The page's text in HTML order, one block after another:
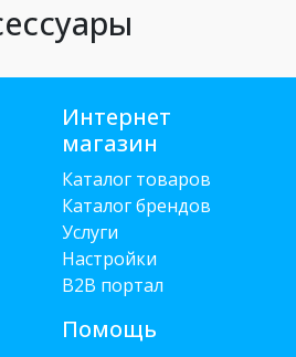
Интернет
магазин
Каталог товаров
Каталог брендов
Услуги
Настройки
B2B портал
Помощь